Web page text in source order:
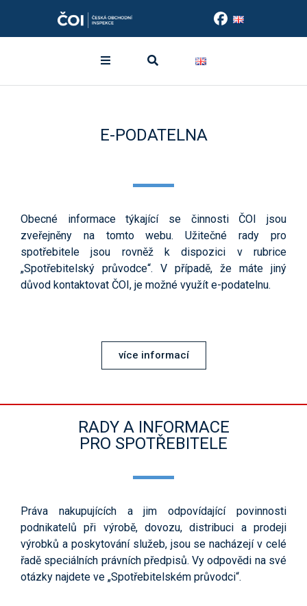
E-PODATELNA
Obecné informace týkající se činnosti ČOI jsou
zveřejněny na tomto webu. Užitečné rady pro
spotřebitele jsou rovněž k dispozici v rubrice
„Spotřebitelský průvodce“. V případě, že máte jiný
důvod kontaktovat ČOI, je možné využít e-podatelnu.
více informací
RADY A INFORMACE
PRO SPOTŘEBITELE
Práva nakupujících a jim odpovídající povinnosti
podnikatelů při výrobě, dovozu, distribuci a prodeji
výrobků a poskytování služeb, jsou se nacházejí v celé
řadě speciálních právních předpisů. Vy odpovědi na své
otázky najdete ve „Spotřebitelském průvodci“.